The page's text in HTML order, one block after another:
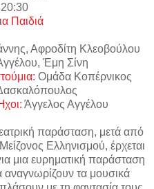
20:30
Παιδιά
Αφροδίτη Κλεοβούλου
Έμη Σίνη
Ομάδα Κοπέρνικος
Άγγελος Αγγέλου
παράσταση, μετά από
Ελληνισμού, έρχεται
μια ευρηματική παράσταση
αναγνωρίζουν τα μουσικά